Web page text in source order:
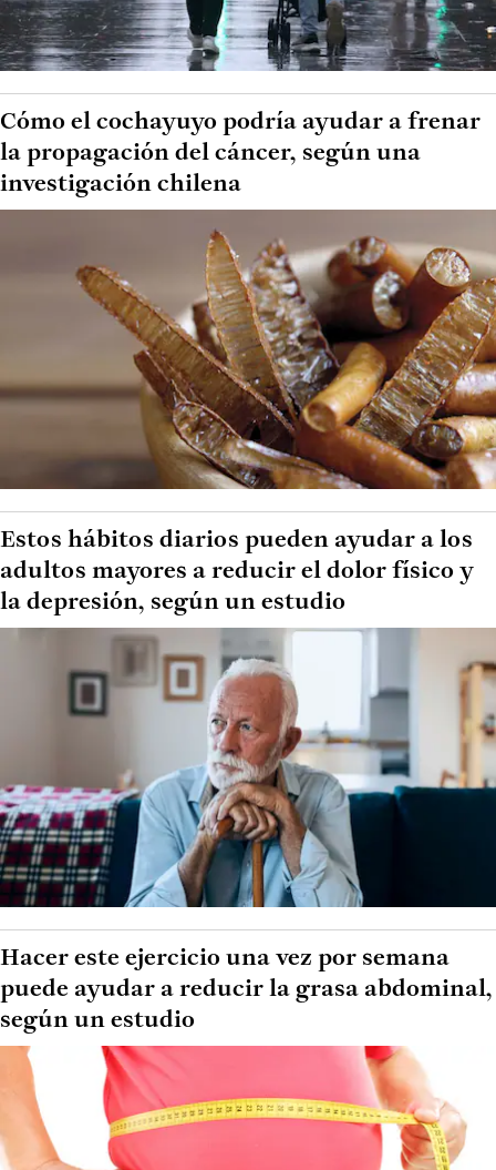
Cómo el cochayuyo podría ayudar a frenar
la propagación del cáncer, según una
investigación chilena
Estos hábitos diarios pueden ayudar a los
adultos mayores a reducir el dolor físico y
la depresión, según un estudio
Hacer este ejercicio una vez por semana
puede ayudar a reducir la grasa abdominal,
según un estudio